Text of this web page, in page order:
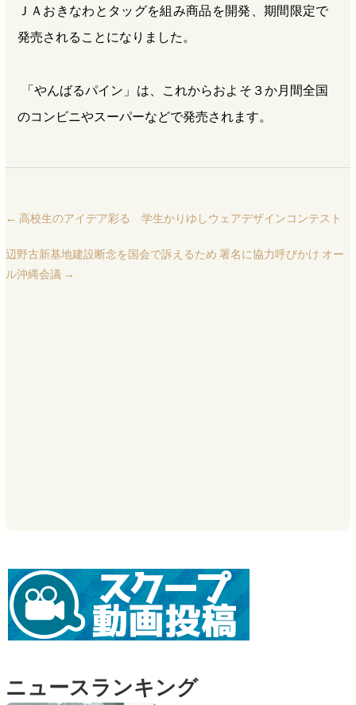
ＪＡおきなわとタッグを組み商品を開発、期間限定で
発売されることになりました。
「やんばるパイン」は、これからおよそ３か月間全国
のコンビニやスーパーなどで発売されます。
← 高校生のアイデア彩る 学生かりゆしウェアデザインコンテスト
辺野古新基地建設断念を国会で訴えるため 署名に協力呼びかけ オー
ル沖縄会議 →
ニュースランキング